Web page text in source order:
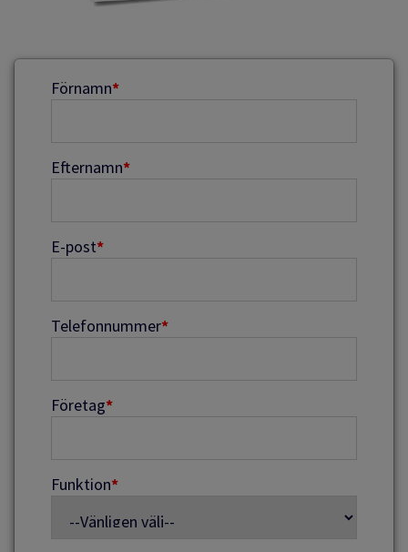
Förnamn*
Efternamn*
E-post*
Telefonnummer*
Företag*
Funktion*